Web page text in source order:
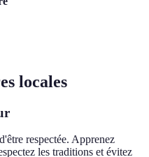
locales
respectée. Apprenez
les traditions et évitez